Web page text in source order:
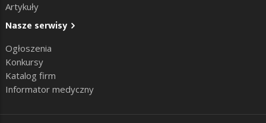
Artykuły
Nasze serwisy
Ogłoszenia
Konkursy
Katalog firm
Informator medyczny